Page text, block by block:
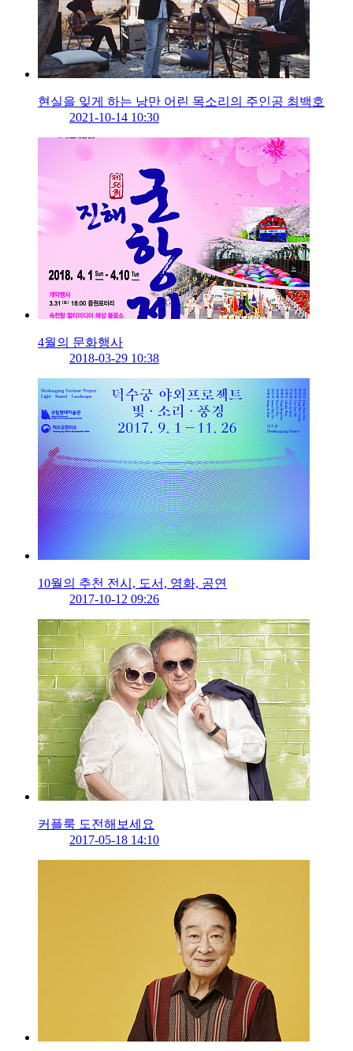
현실을 잊게 하는 낭만 어린 목소리의 주인공 최백호
2021-10-14 10:30
4월의 문화행사
2018-03-29 10:38
10월의 추천 전시, 도서, 영화, 공연
2017-10-12 09:26
커플룩 도전해보세요
2017-05-18 14:10